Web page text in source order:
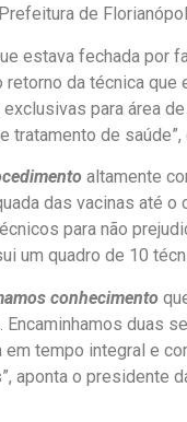
de
estava fechada por
da técnica que
para área
tratamento de
altamente
das vacinas até
para não
um quadro de 10
conhecimento
duas
tempo integral e
aponta o presidente